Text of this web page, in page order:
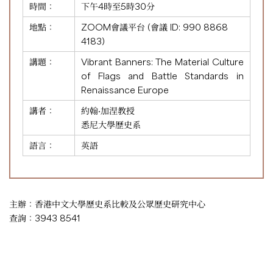
時間：
下午4時至5時30分
地點：
ZOOM會議平台 (會議 ID: 990 8868
4183)
講題：
Vibrant Banners: The Material Culture
of Flags and Battle Standards in
Renaissance Europe
講者：
約翰·加涅教授
悉尼大學歷史系
語言：
英語
主辦：香港中文大學歷史系比較及公眾歷史研究中心
查詢：3943 8541